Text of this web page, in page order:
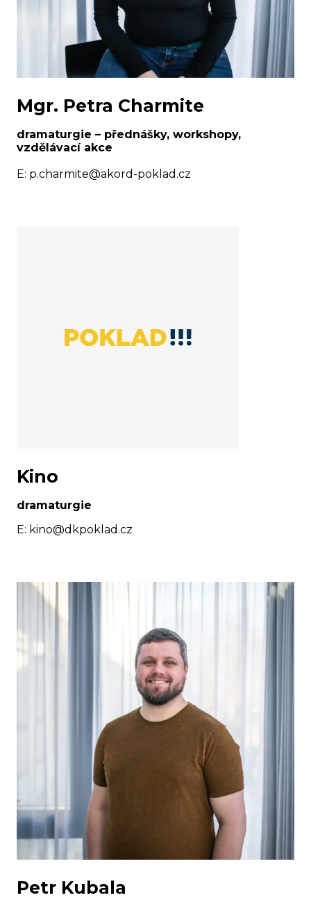
Mgr. Petra Charmite
dramaturgie – přednášky, workshopy,
vzdělávací akce
E: p.charmite@akord-poklad.cz
Kino
dramaturgie
E: kino@dkpoklad.cz
Petr Kubala